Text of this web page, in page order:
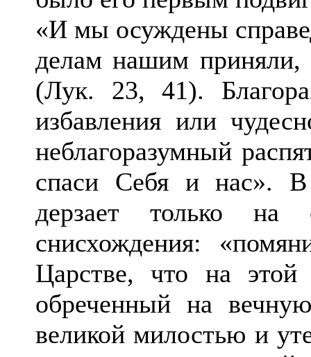
«И мы осуждены
делам нашим приняли,
(Лук. 23, 41).
избавления или
неблагоразумный
спаси Себя и нас». В
дерзает только
снисхождения:
Царстве, что на
обреченный на
великой милостью и